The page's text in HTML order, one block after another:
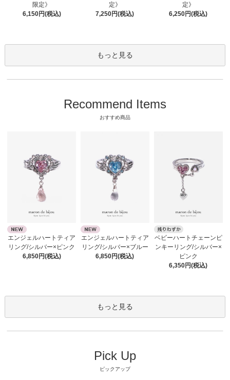
限定》
6,150円(税込)
定》
7,250円(税込)
定》
6,250円(税込)
もっと見る
Recommend Items
おすすめ商品
エンジェルハートティア
リング/シルバー×ピンク
6,850円(税込)
エンジェルハートティア
リング/シルバー×ブルー
6,850円(税込)
ベビーハートチェーンピ
ンキーリング/シルバー×
ピンク
6,350円(税込)
もっと見る
Pick Up
ピックアップ